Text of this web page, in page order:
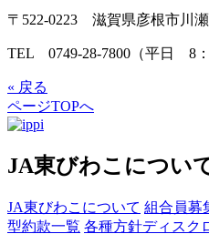
〒522-0223 滋賀県彦根市川瀬
TEL 0749-28-7800（平日 8：
« 戻る
ページTOPへ
JA東びわこについ
JA東びわこについて 組合員募
型約款一覧 各種方針ディスク